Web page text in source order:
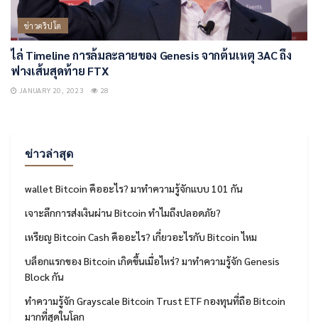
ข่าวคริปโต
ไล่ Timeline การล้มละลายของ Genesis จากต้นเหตุ 3AC ถึง
ฟางเส้นสุดท้าย FTX
JANUARY 20, 2023 28
ข่าวล่าสุด
wallet Bitcoin คืออะไร? มาทำความรู้จักแบบ 101 กัน
เจาะลึกการส่งเงินผ่าน Bitcoin ทำไมถึงปลอดภัย?
เหรียญ Bitcoin Cash คืออะไร? เกี่ยวอะไรกับ Bitcoin ไหม
บล็อกแรกของ Bitcoin เกิดขึ้นเมื่อไหร่? มาทำความรู้จัก Genesis
Block กัน
ทำความรู้จัก Grayscale Bitcoin Trust ETF กองทุนที่ถือ Bitcoin
มากที่สุดในโลก